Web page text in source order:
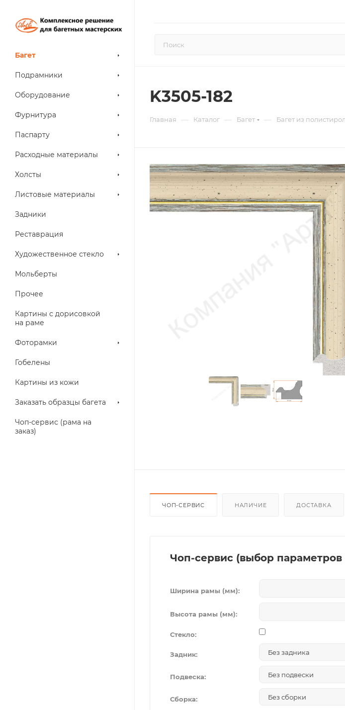
Багет
Подрамники
Оборудование
Фурнитура
Паспарту
Расходные материалы
Холсты
Листовые материалы
Задники
Реставрация
Художественное стекло
Мольберты
Прочее
Картины с дорисовкой
на раме
Фоторамки
Гобелены
Картины из кожи
Заказать образцы багета
Чоп-сервис (рама на
заказ)
K3505-182
Главная — Каталог — Багет — Багет из
ЧОП-СЕРВИС НАЛИЧИЕ ДОСТАВКА
Чоп-сервис (выбор параметров
Ширина рамы (мм):
Высота рамы (мм):
Стекло:
Задник:
Подвеска:
Сборка: